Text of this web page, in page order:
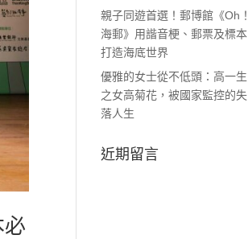
親子同遊首選！郵博館《Oh！
海郵》用諧音梗、郵票及標本
打造海底世界
優雅的女士從不低頭：高一生
之女高菊花，被國家監控的失
落人生
近期留言